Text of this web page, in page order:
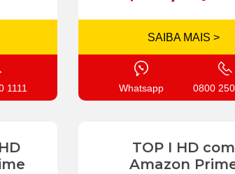
1111
SAIBA MAIS >
Whatsapp 0800
TOP I HD com
Amazon